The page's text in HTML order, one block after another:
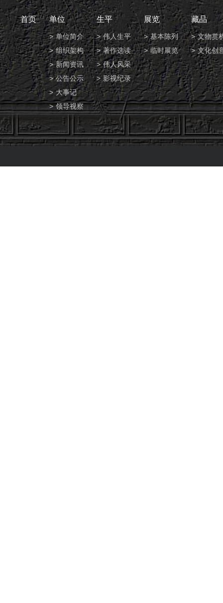
首页 单位
单位简介
组织架构
新闻资讯
公告公示
大事记
领导视察
生平
伟人生平
著作选读
伟人风采
影视纪录
展览
基本陈列
临时展览
藏品
文物赏
文化创